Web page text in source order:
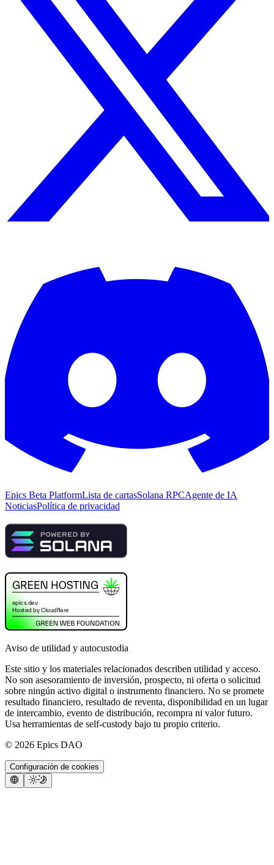
Epics Beta PlatformLista de cartasSolana RPCAgente de IA
NoticiasPolítica de privacidad
Aviso de utilidad y autocustodia
Este sitio y los materiales relacionados describen utilidad y acceso.
No son asesoramiento de inversión, prospecto, ni oferta o solicitud
sobre ningún activo digital o instrumento financiero. No se promete
resultado financiero, resultado de reventa, disponibilidad en un lugar
de intercambio, evento de distribución, recompra ni valor futuro.
Usa herramientas de self-custody bajo tu propio criterio.
© 2026 Epics DAO
Configuración de cookies